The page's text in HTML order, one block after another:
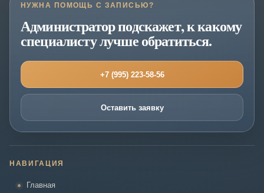
НУЖНА ПОМОЩЬ С ЗАПИСЬЮ?
Администратор подскажет, к какому
специалисту лучше обратиться.
+7 (995) 223-58-56
Оставить заявку
НАВИГАЦИЯ
Главная